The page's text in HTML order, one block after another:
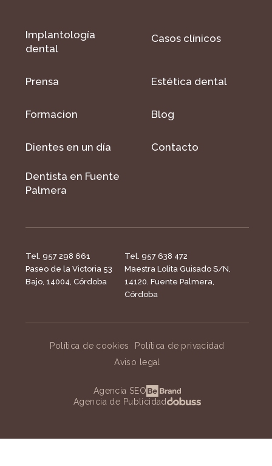
Implantología
dental
Casos clínicos
Prensa Estética dental
Formacion Blog
Dientes en un día Contacto
Dentista en Fuente
Palmera
Tel. 957 298 661
Paseo de la Victoria 53
Bajo, 14004, Córdoba
Tel. 957 638 472
Maestra Lolita Guisado S/N,
14120. Fuente Palmera,
Córdoba
Política de cookies
Política de privacidad
Aviso legal
Agencia SEO
Agencia de Publicidad